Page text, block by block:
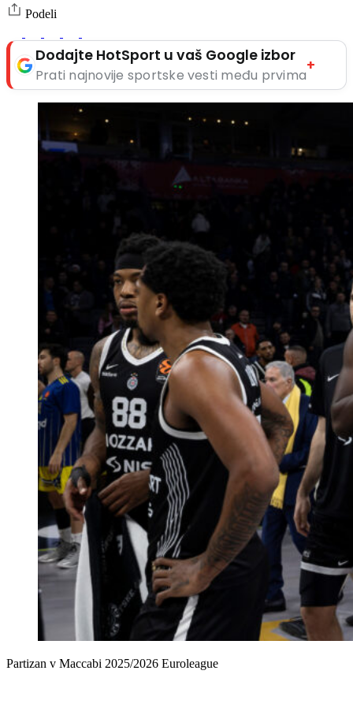
Podeli
Dodajte HotSport u vaš Google izbor
Prati najnovije sportske vesti među prvima
+
Partizan v Maccabi 2025/2026 Euroleague